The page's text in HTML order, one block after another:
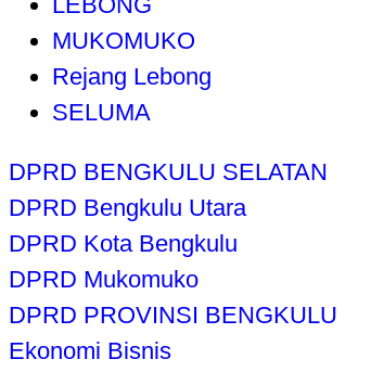
MUKOMUKO
Rejang Lebong
SELUMA
DPRD BENGKULU SELATAN
DPRD Bengkulu Utara
DPRD Kota Bengkulu
DPRD Mukomuko
DPRD PROVINSI BENGKULU
Ekonomi Bisnis